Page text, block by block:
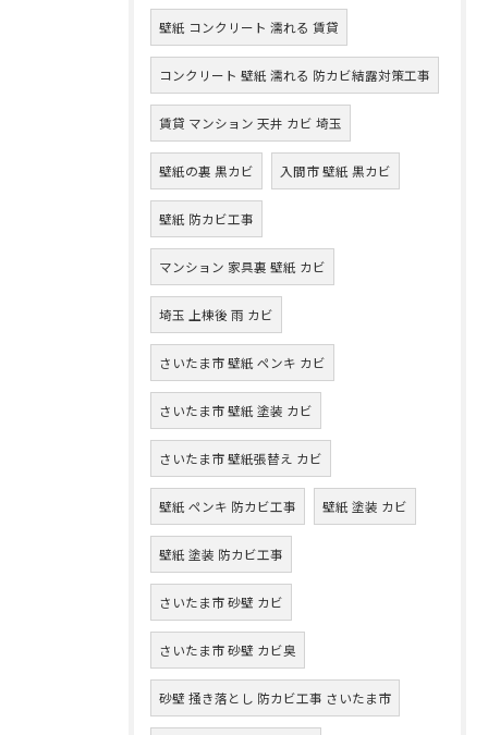
壁紙 コンクリート 濡れる 賃貸
コンクリート 壁紙 濡れる 防カビ結露対策工事
賃貸 マンション 天井 カビ 埼玉
壁紙の裏 黒カビ 入間市 壁紙 黒カビ
壁紙 防カビ工事
マンション 家具裏 壁紙 カビ
埼玉 上棟後 雨 カビ
さいたま市 壁紙 ペンキ カビ
さいたま市 壁紙 塗装 カビ
さいたま市 壁紙張替え カビ
壁紙 ペンキ 防カビ工事 壁紙 塗装 カビ
壁紙 塗装 防カビ工事
さいたま市 砂壁 カビ
さいたま市 砂壁 カビ臭
砂壁 掻き落とし 防カビ工事 さいたま市